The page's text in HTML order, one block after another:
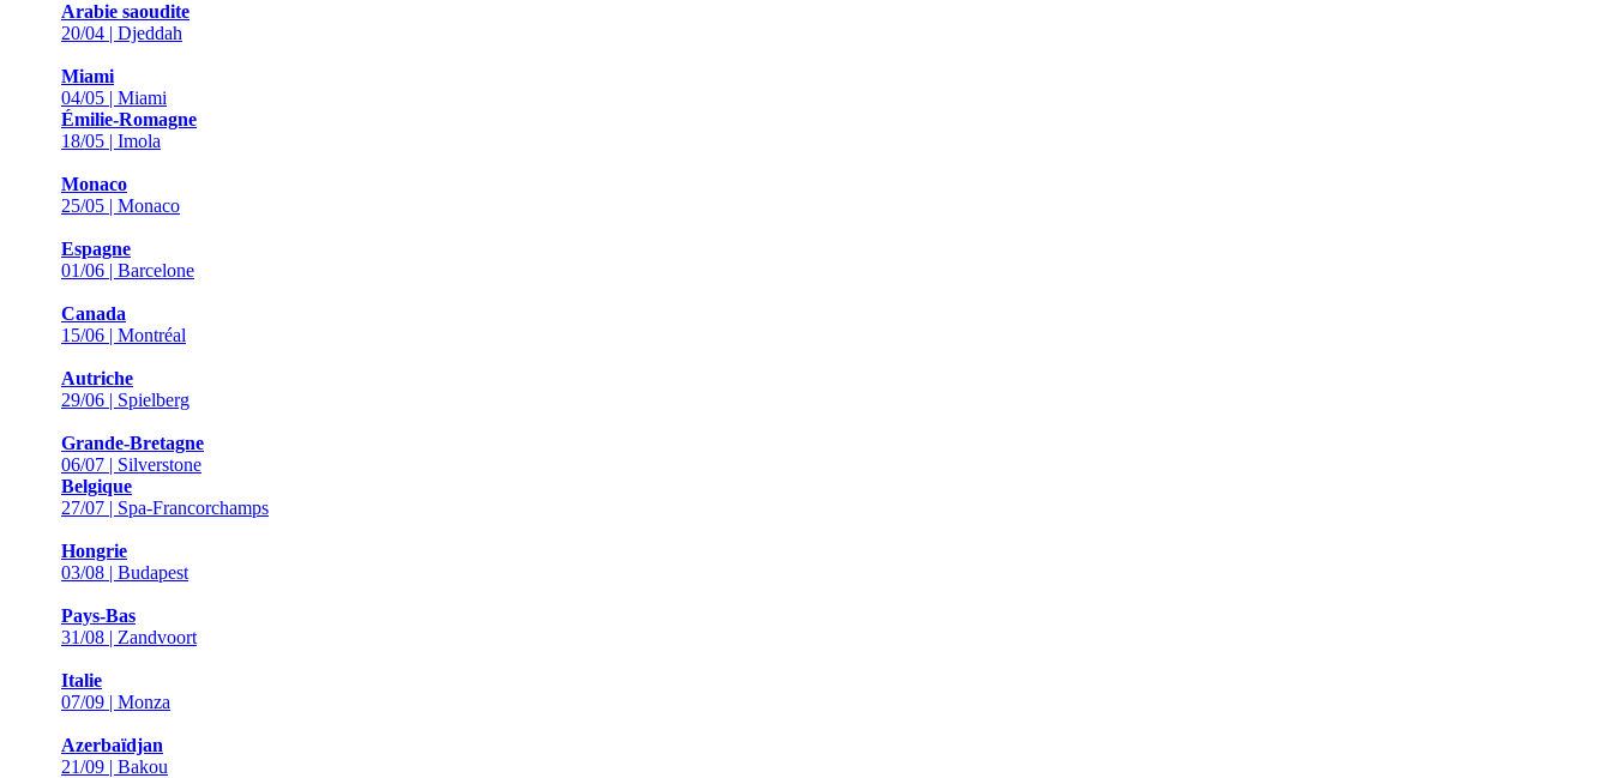
Arabie saoudite
20/04 | Djeddah
Miami
04/05 | Miami
Émilie-Romagne
18/05 | Imola
Monaco
25/05 | Monaco
Espagne
01/06 | Barcelone
Canada
15/06 | Montréal
Autriche
29/06 | Spielberg
Grande-Bretagne
06/07 | Silverstone
Belgique
27/07 | Spa-Francorchamps
Hongrie
03/08 | Budapest
Pays-Bas
31/08 | Zandvoort
Italie
07/09 | Monza
Azerbaïdjan
21/09 | Bakou